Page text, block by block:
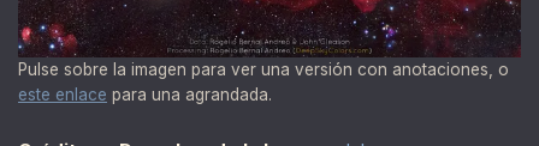
Pulse sobre la imagen para ver una versión con anotaciones, o
este enlace para una agrandada.